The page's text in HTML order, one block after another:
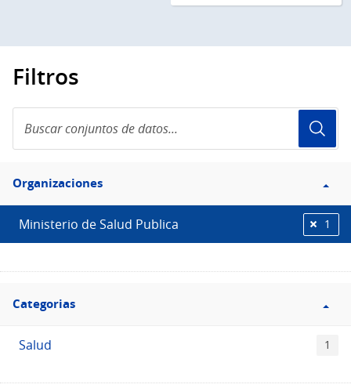
Filtros
conjuntos
de
Filtro
Organizaciones
Organizaciones
Ministerio de Salud Publica 1
Filtro
Categorias
Categorias
Salud 1